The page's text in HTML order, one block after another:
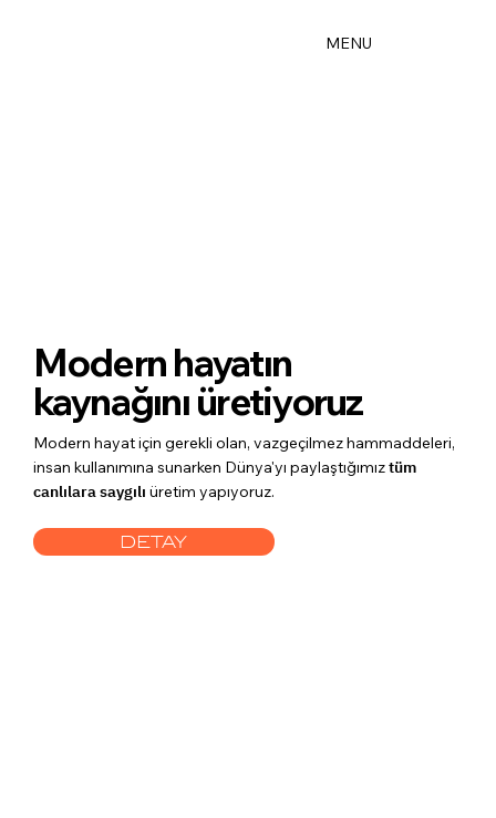
MENU
Modern hayatın
kaynağını üretiyoruz
Modern hayat için gerekli olan, vazgeçilmez hammaddeleri,
insan kullanımına sunarken Dünya'yı paylaştığımıztüm
canlılara saygılı üretim yapıyoruz.
DETAY